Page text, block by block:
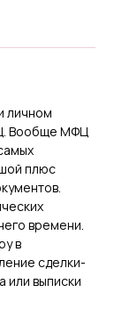
личном
Вообще МФЦ
плюс
времени.
в
сделки-
или выписки